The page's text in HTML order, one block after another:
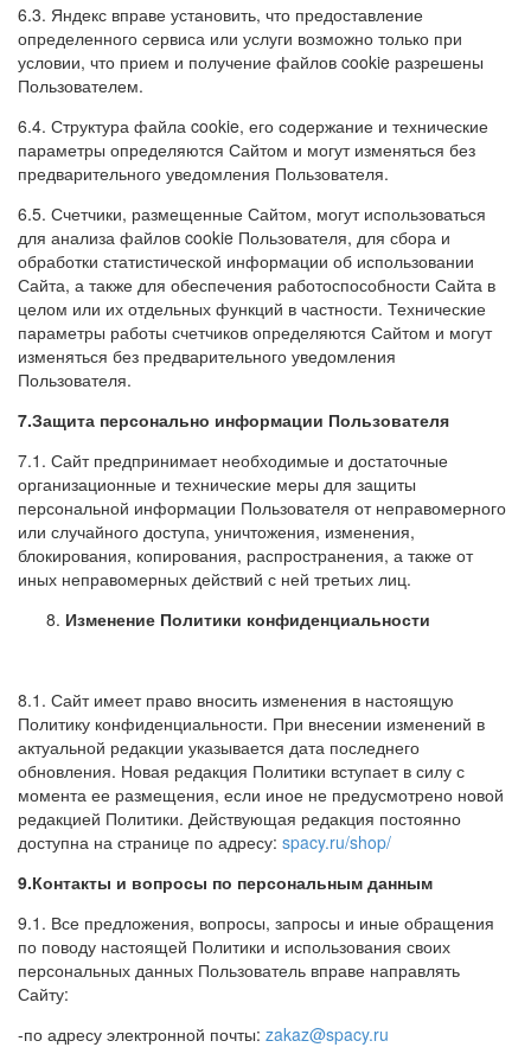
6.3. Яндекс вправе установить, что предоставление
определенного сервиса или услуги возможно только при
условии, что прием и получение файлов cookie разрешены
Пользователем.
6.4. Структура файла cookie, его содержание и технические
параметры определяются Сайтом и могут изменяться без
предварительного уведомления Пользователя.
6.5. Счетчики, размещенные Сайтом, могут использоваться
для анализа файлов cookie Пользователя, для сбора и
обработки статистической информации об использовании
Сайта, а также для обеспечения работоспособности Сайта в
целом или их отдельных функций в частности. Технические
параметры работы счетчиков определяются Сайтом и могут
изменяться без предварительного уведомления
Пользователя.
7.Защита персонально информации Пользователя
7.1. Сайт предпринимает необходимые и достаточные
организационные и технические меры для защиты
персональной информации Пользователя от неправомерного
или случайного доступа, уничтожения, изменения,
блокирования, копирования, распространения, а также от
иных неправомерных действий с ней третьих лиц.
Изменение Политики конфиденциальности
8.1. Сайт имеет право вносить изменения в настоящую
Политику конфиденциальности. При внесении изменений в
актуальной редакции указывается дата последнего
обновления. Новая редакция Политики вступает в силу с
момента ее размещения, если иное не предусмотрено новой
редакцией Политики. Действующая редакция постоянно
доступна на странице по адресу: spacy.ru/shop/
9.Контакты и вопросы по персональным данным
9.1. Все предложения, вопросы, запросы и иные обращения
по поводу настоящей Политики и использования своих
персональных данных Пользователь вправе направлять
Сайту:
-по адресу электронной почты: zakaz@spacy.ru